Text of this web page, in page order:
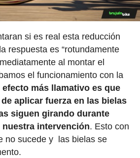
si es real esta reducción
respuesta es “rotundamente
al montar el
el funcionamiento con la
efecto más llamativo es que
aplicar fuerza en las bielas
siguen girando durante
intervención. Esto con
no sucede y las bielas se